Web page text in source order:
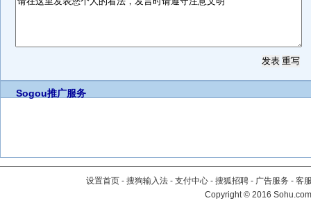
Sogou推广服务
设置首页 - 搜狗输入法 - 支付中心 - 搜狐招聘 - 广告服务 - 客
Copyright©2016